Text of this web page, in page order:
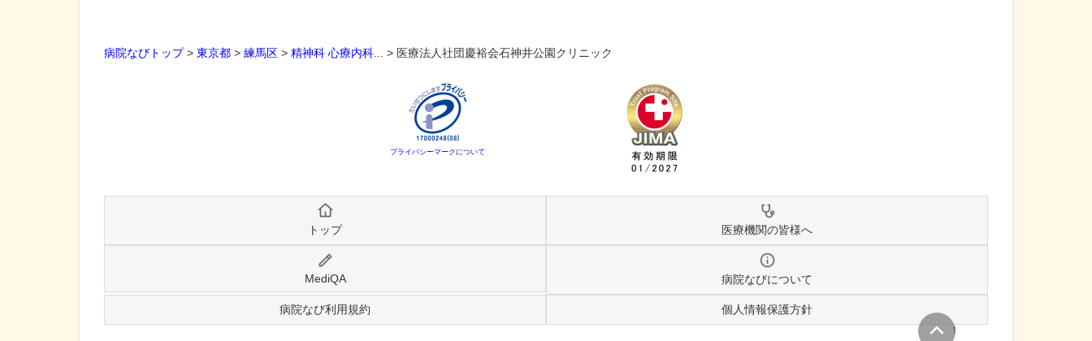
↑
病院なびトップ> 東京都 > 練馬区 > 精神科 心療内科 ... > 医療法人社団慶裕会石神井公園クリニック
プライバシーマークについて
トップ 医療機関の皆様へ
MediQA 病院なびについて
病院なび利用規約 個人情報保護方針